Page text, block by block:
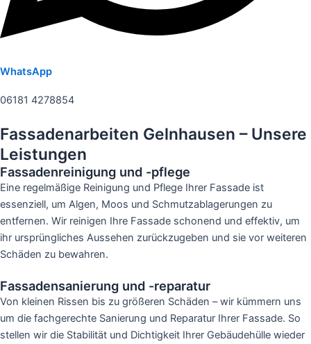
WhatsApp
06181 4278854
Fassadenarbeiten Gelnhausen – Unsere
Leistungen
Fassadenreinigung und -pflege
Eine regelmäßige Reinigung und Pflege Ihrer Fassade ist
essenziell, um Algen, Moos und Schmutzablagerungen zu
entfernen. Wir reinigen Ihre Fassade schonend und effektiv, um
ihr ursprüngliches Aussehen zurückzugeben und sie vor weiteren
Schäden zu bewahren.
Fassadensanierung und -reparatur
Von kleinen Rissen bis zu größeren Schäden – wir kümmern uns
um die fachgerechte Sanierung und Reparatur Ihrer Fassade. So
stellen wir die Stabilität und Dichtigkeit Ihrer Gebäudehülle wieder